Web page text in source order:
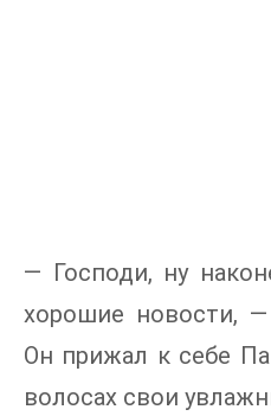
— Господи, ну
хорошие новости,
Он прижал к себе
волосах свои